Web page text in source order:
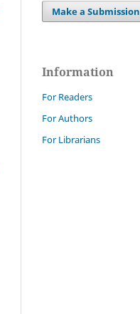
Make a Submission
Information
For Readers
For Authors
For Librarians